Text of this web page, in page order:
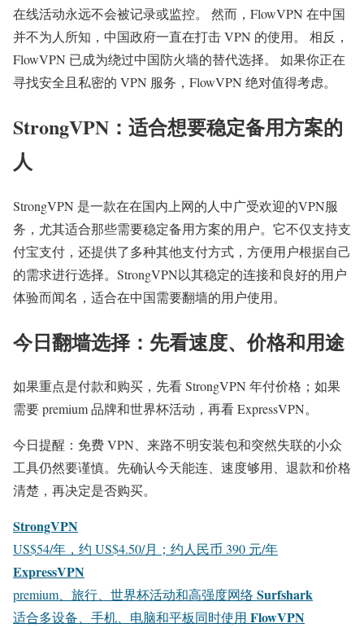
在线活动永远不会被记录或监控。 然而，FlowVPN 在中国
并不为人所知，中国政府一直在打击 VPN 的使用。 相反，
FlowVPN 已成为绕过中国防火墙的替代选择。 如果你正在
寻找安全且私密的 VPN 服务，FlowVPN 绝对值得考虑。
StrongVPN：适合想要稳定备用方案的
人
StrongVPN 是一款在在国内上网的人中广受欢迎的VPN服
务，尤其适合那些需要稳定备用方案的用户。它不仅支持支
付宝支付，还提供了多种其他支付方式，方便用户根据自己
的需求进行选择。StrongVPN以其稳定的连接和良好的用户
体验而闻名，适合在中国需要翻墙的用户使用。
今日翻墙选择：先看速度、价格和用途
如果重点是付款和购买，先看 StrongVPN 年付价格；如果
需要 premium 品牌和世界杯活动，再看 ExpressVPN。
今日提醒：免费 VPN、来路不明安装包和突然失联的小众
工具仍然要谨慎。先确认今天能连、速度够用、退款和价格
清楚，再决定是否购买。
StrongVPN
US$54/年，约 US$4.50/月；约人民币 390 元/年
ExpressVPN
premium、旅行、世界杯活动和高强度网络Surfshark
适合多设备、手机、电脑和平板同时使用 FlowVPN